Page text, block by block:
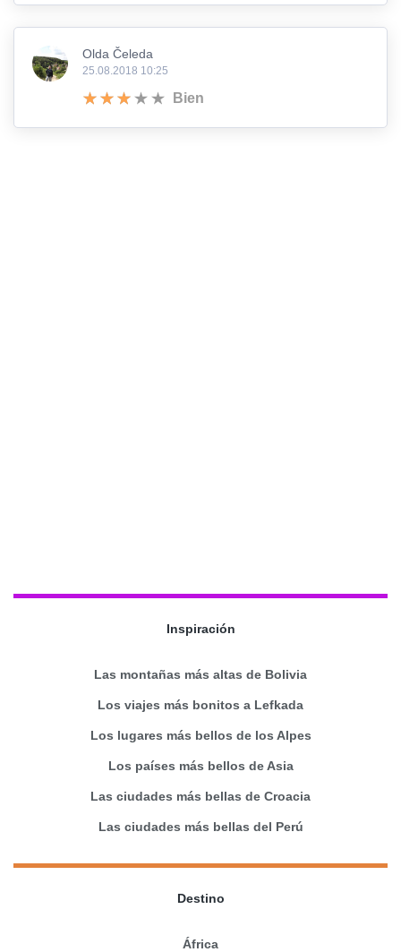
Olda Čeleda
25.08.2018 10:25
Bien
Inspiración
Las montañas más altas de Bolivia
Los viajes más bonitos a Lefkada
Los lugares más bellos de los Alpes
Los países más bellos de Asia
Las ciudades más bellas de Croacia
Las ciudades más bellas del Perú
Destino
África